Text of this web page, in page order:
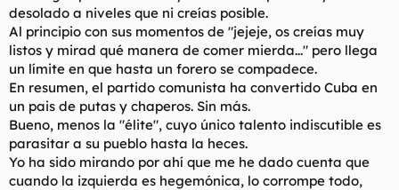
desolado a niveles que ni creías posible.
Al principio con sus momentos de "jejeje, os creías muy
listos y mirad qué manera de comer mierda..." pero llega
un límite en que hasta un forero se compadece.
En resumen, el partido comunista ha convertido Cuba en
un pais de putas y chaperos. Sin más.
Bueno, menos la "élite", cuyo único talento indiscutible es
parasitar a su pueblo hasta la heces.
Yo ha sido mirando por ahí que me he dado cuenta que
cuando la izquierda es hegemónica, lo corrompe todo,